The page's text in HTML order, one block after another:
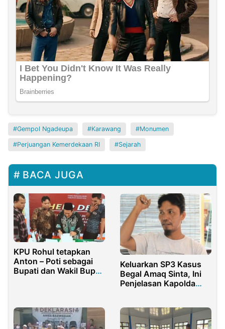
Gempol Ngadeupa Karawang Monumen
Perjuangan Kemerdekaan RI Sejarah
BACA JUGA
KPU Rohul tetapkan
Anton – Poti sebagai
Bupati dan Wakil Bupati
Keluarkan SP3 Kasus
Begal Amaq Sinta, Ini
Penjelasan Kapolda